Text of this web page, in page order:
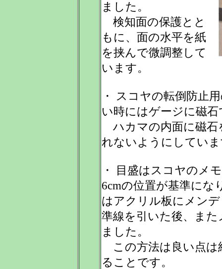
ました。
検知面の保護とと
もに、面の水平を紙
を挟んで微調整して
います。
・ スコヤの転倒防止
い時にはゲージに磁
ハカマの内面に磁石
れないようにしてい
・ 目盛はスコヤのメ
6cmの位置が基準にな
はアクリル板にメン
準線を引いた後、ま
ました。
この方法は良い点は
ることです。